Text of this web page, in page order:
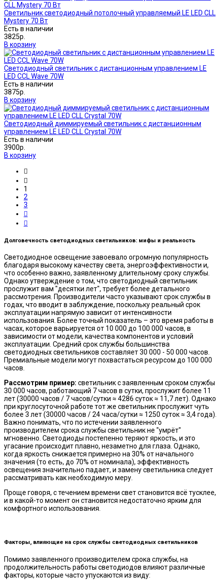
Светильник светодиодный потолочный управляемый LE LED CLL
Mystery 70 Вт
Есть в наличии
3825р.
В корзину
Светодиодный светильник с дистанционным управлением LE
LED CCL Wave 70W
Есть в наличии
3875р.
В корзину
Светодиодный диммируемый светильник с дистанционным
управлением LE LED CLL Crystal 70W
Есть в наличии
3900р.
В корзину
1
2
3
Долговечность светодиодных светильников: мифы и реальность
Светодиодное освещение завоевало огромную популярность
благодаря высокому качеству света, энергоэффективности и,
что особенно важно, заявленному длительному сроку службы.
Однако утверждение о том, что светодиодный светильник
прослужит вам "десятки лет", требует более детального
рассмотрения. Производители часто указывают срок службы в
годах, что вводит в заблуждение, поскольку реальный срок
эксплуатации напрямую зависит от интенсивности
использования. Более точный показатель – это время работы в
часах, которое варьируется от 10 000 до 100 000 часов, в
зависимости от модели, качества компонентов и условий
эксплуатации. Средний срок службы большинства
светодиодных светильников составляет 30 000 - 50 000 часов.
Премиальные модели могут похвастаться ресурсом до 100 000
часов.
Рассмотрим пример: светильник с заявленным сроком службы
30 000 часов, работающий 7 часов в сутки, прослужит более 11
лет (30000 часов / 7 часов/сутки ≈ 4286 суток ≈ 11,7 лет). Однако
при круглосуточной работе тот же светильник прослужит чуть
более 3 лет (30000 часов / 24 часа/сутки ≈ 1250 суток ≈ 3,4 года).
Важно понимать, что по истечении заявленного
производителем срока службы светильник не "умрёт"
мгновенно. Светодиоды постепенно теряют яркость, и это
угасание происходит плавно, незаметно для глаза. Однако,
когда яркость снижается примерно на 30% от начального
значения (то есть, до 70% от номинала), эффективность
освещения значительно падает, и замену светильника следует
рассматривать как необходимую меру.
Проще говоря, с течением времени свет становится всё тусклее,
и в какой-то момент он становится недостаточно ярким для
комфортного использования.
Факторы, влияющие на срок службы светодиодных светильников
Помимо заявленного производителем срока службы, на
продолжительность работы светодиодов влияют различные
факторы, которые часто упускаются из виду: